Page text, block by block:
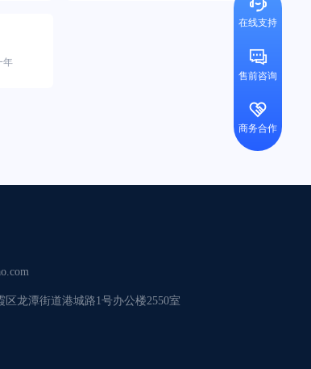
年
区龙潭街道港城路1号办公楼2550室
在线支持
售前咨询
商务合作